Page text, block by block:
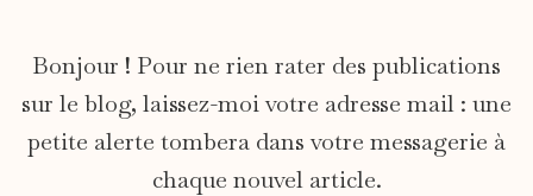
Bonjour ! Pour ne rien rater des publications
sur le blog, laissez-moi votre adresse mail : une
petite alerte tombera dans votre messagerie à
chaque nouvel article.